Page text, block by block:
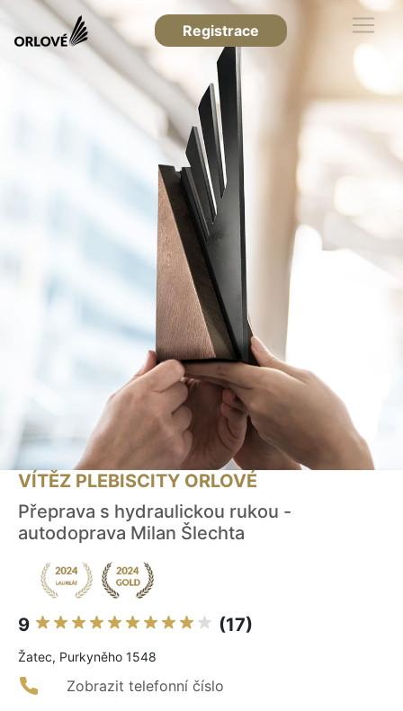
Registrace
VÍTĚZ PLEBISCITY ORLOVÉ
Přeprava s hydraulickou rukou -
autodoprava Milan Šlechta
9 (17)
Žatec, Purkyněho 1548
Zobrazit telefonní číslo